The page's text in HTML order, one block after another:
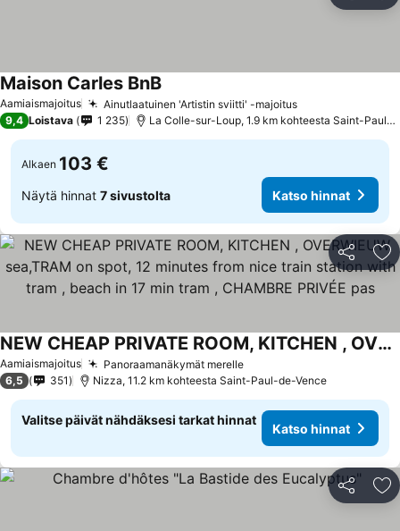
Aamiaismajoitus Ainutlaatuinen 'Artistin sviitti' -majoitusKatso hinnat
Maison Carles BnBKatso hinnat
9,4 Loistava 1 235 La Colle-sur-Loup, 1.9 km kohteesta Saint-Paul-
Alkaen 103 €
Näytä hinnat 7 sivustolta Katso hinnat
Jaa
Aamiaismajoitus Panoraamanäkymät merelleKatso hinnat
NEW CHEAP PRIVATE ROOM, KITCHEN , OVERWIEUW sea,TRAM on spot, 12 minutes from nice train station with tram , beach in 17 min tram , CHAMBRE PRIVÉE pas
Katso hinnat
6,5 351 Nizza, 11.2 km kohteesta Saint-Paul-de-Vence
Valitse päivät nähdäksesi tarkat hinnat
Katso hinnat
Jaa